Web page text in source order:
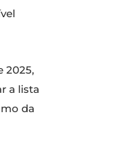
2025,
a lista
da